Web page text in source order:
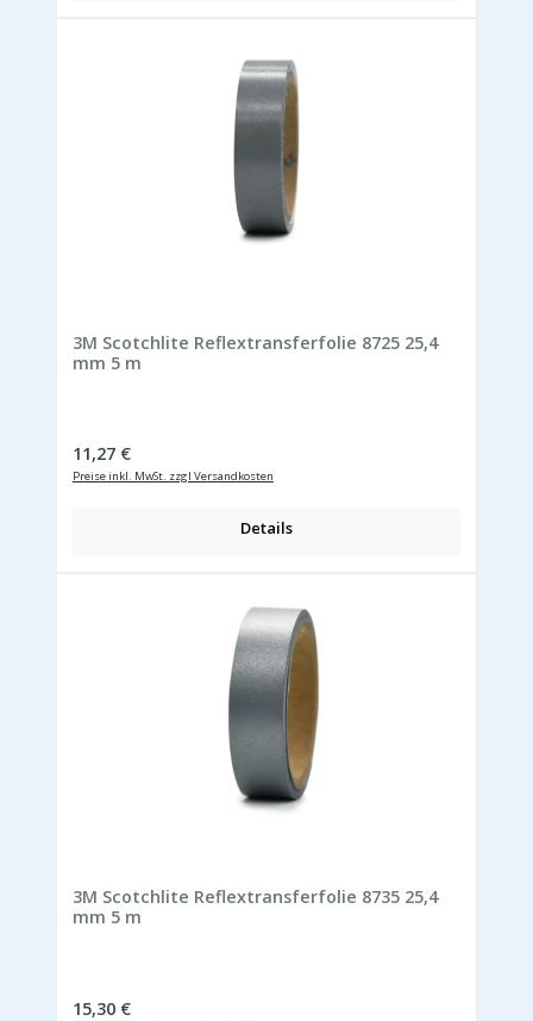
3M Scotchlite Reflextransferfolie 8725 25,4
mm 5 m
Regulärer Preis:
11,27 €
Preise inkl. MwSt. zzgl Versandkosten
Details
3M Scotchlite Reflextransferfolie 8735 25,4
mm 5 m
Regulärer Preis:
15,30 €